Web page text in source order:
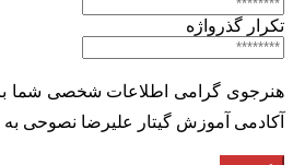
تکرار گذرواژه
هنرجوی گرامی اطلاعات شخصی شما
آکادمی آموزش گیتار علیرضا نصوحی